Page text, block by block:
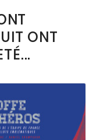
ONT